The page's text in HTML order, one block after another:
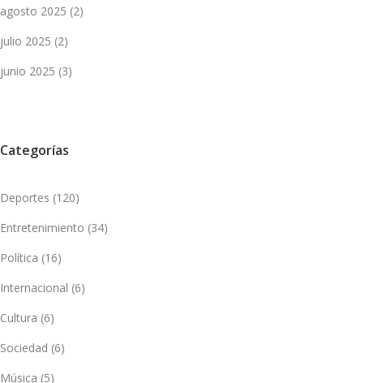
agosto 2025 (2)
julio 2025 (2)
junio 2025 (3)
Categorías
Deportes (120)
Entretenimiento (34)
Política (16)
Internacional (6)
Cultura (6)
Sociedad (6)
Música (5)